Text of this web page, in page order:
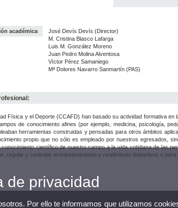
académica
José Devís Devís (Director)
M. Cristina Blasco Lafarga
Luis M. González Moreno
Juan Pedro Molina Alventosa
Víctor Pérez Samaniego
Mª Dolores Navarro Sanmartín (PAS)
Física y el Deporte (CCAFD) han basado su actividad formativa
de conocimiento afines (por ejemplo, medicina, psicología,
herramientas construidas y pensadas para otros ámbitos
propio que no sólo es empleado por nuestros egresados,
científico de nuestro campo a la vida cotidiana de las
regular y controlar el entretenimiento y rendimiento deportivos o
de privacidad
Por ello te informamos que utilizamos